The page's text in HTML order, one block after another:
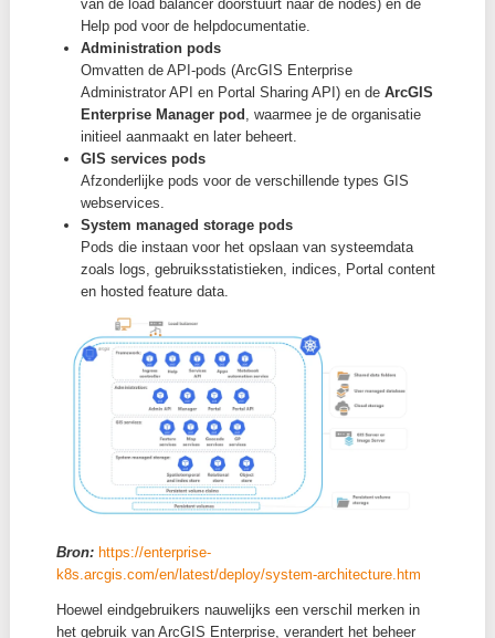
Binnen ArcGIS Enterprise vormt Kubernetes een
deploymentoptie naast Windows en Linux. Waar
Enterprise op Windows of Linux bestaat uit vier
afzonderlijke componenten (Portal for ArcGIS,
Server, ArcGIS Datastore en de Web Adaptors),
ArcGIS Enterprise op Kubernetes gedeployed als
van microservices die samen worden georkestreerd
een Kubernetes-cluster.
Bron: https://resources.esri.ca/news-and-updates/
arcgis-enterprise-deployment-tailored-to-your-needs-
kubernetes
ArcGIS Enterprise op Kubernetes groepeert zijn
vier conceptuele categorieën:
Framework pods